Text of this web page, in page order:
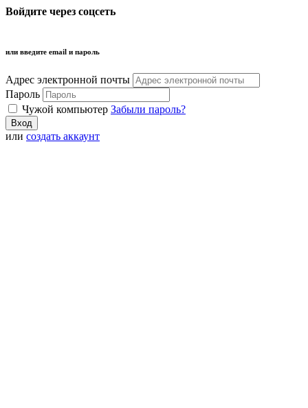
Войдите через соцсеть
или введите email и пароль
Адрес электронной почты
Пароль
Чужой компьютер Забыли пароль?
или создать аккаунт